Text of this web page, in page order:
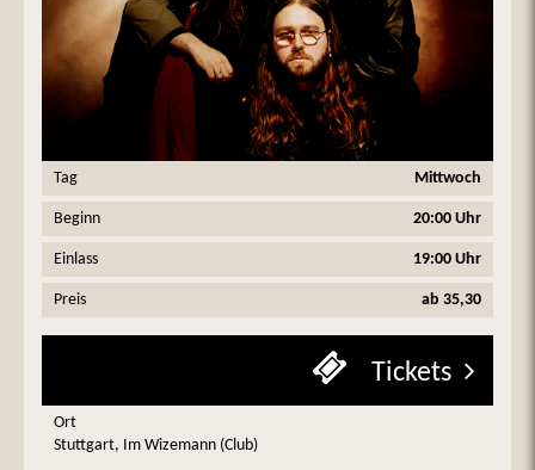
Tag Mittwoch
Beginn 20:00 Uhr
Einlass 19:00 Uhr
Preis ab 35,30
Tickets
Ort
Stuttgart, Im Wizemann (Club)